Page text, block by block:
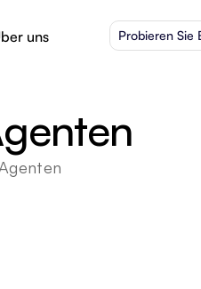
uns Probieren Sie